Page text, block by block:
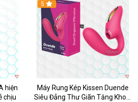
hiện
chịu
Hot
5
Máy Rung Kép Kissen Duende
Siêu Đẳng Thư Giãn Tăng Khoái